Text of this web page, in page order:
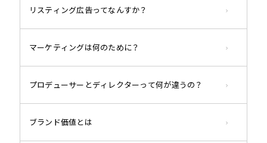
リスティング広告ってなんすか？
マーケティングは何のために？
プロデューサーとディレクターって何が違うの？
ブランド価値とは